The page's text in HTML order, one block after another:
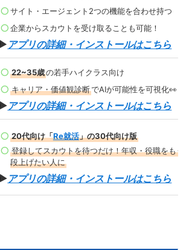
サイト・エージェント2つの機能を合わせ持つ
企業からスカウトを受け取ることも可能！
アプリの詳細・インストールはこちら
22~35歳の若手ハイクラス向け
キャリア・価値観診断でAIが可能性を可視化👀
アプリの詳細・インストールはこちら
20代向け「Re就活」の30代向け版
登録してスカウトを待つだけ！年収・役職をもう
段上げたい人に
アプリの詳細・インストールはこちら